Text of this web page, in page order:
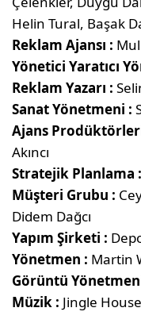
Helin Tural, Başak
Reklam Ajansı :
Yönetici Yaratıcı
Reklam Yazarı :
Sanat Yönetmeni :
Ajans
Akıncı
Stratejik Planlama
Müşteri Grubu :
Didem Dağcı
Yapım Şirketi :
Yönetmen : Martin
Görüntü
Müzik : Jingle